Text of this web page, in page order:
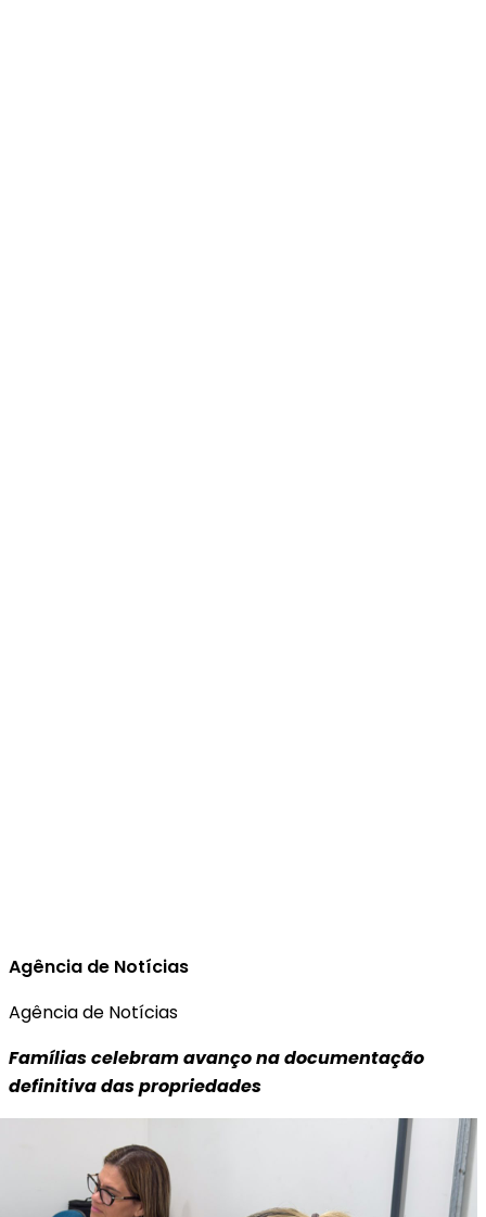
Agência de Notícias
Agência de Notícias
Famílias celebram avanço na documentação
definitiva das propriedades